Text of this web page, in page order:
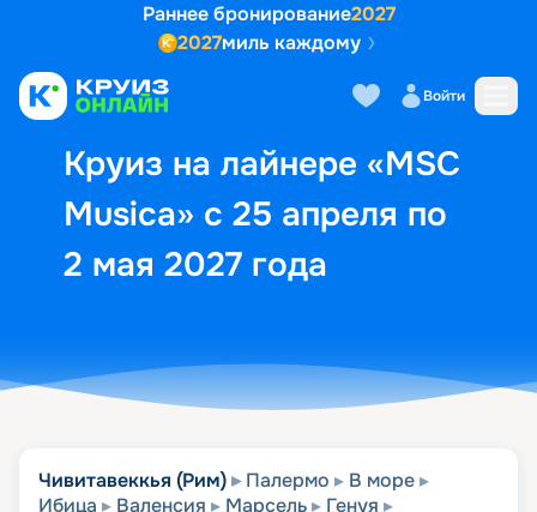
Раннее бронирование2027
2027миль каждому
Войти
Круиз на лайнере «MSC
Musica» с 25 апреля по
2 мая 2027 года
Выбор кают Маршрут и
Чивитавеккья (Рим) Палермо
В море
Ибица
Валенсия Марсель
Генуя